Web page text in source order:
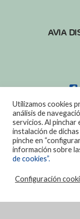
AVIA
Utilizamos cookies
análisis de
servicios. Al pinchar
instalación de
pinche en
información sobre
de cookies”.
Configuración